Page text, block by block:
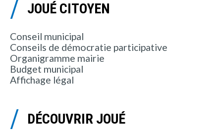
JOUÉ CITOYEN
Conseil municipal
Conseils de démocratie participative
Organigramme mairie
Budget municipal
Affichage légal
DÉCOUVRIR JOUÉ